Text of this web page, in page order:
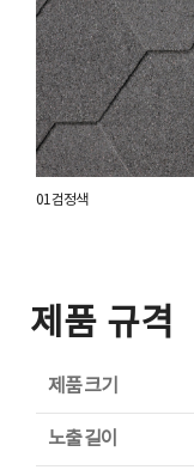
01 검정색
제품 규격
제품 크기
노출 길이